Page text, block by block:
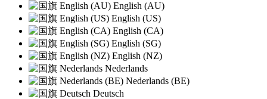
English (AU)
English (US)
English (CA)
English (SG)
English (NZ)
Nederlands
Nederlands (BE)
Deutsch